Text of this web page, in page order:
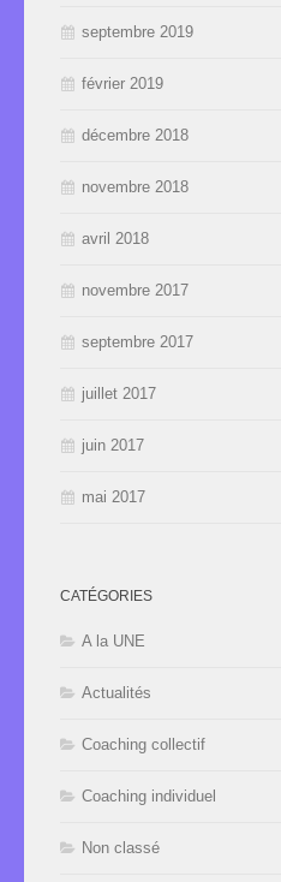
septembre 2019
février 2019
décembre 2018
novembre 2018
avril 2018
novembre 2017
septembre 2017
juillet 2017
juin 2017
mai 2017
CATÉGORIES
A la UNE
Actualités
Coaching collectif
Coaching individuel
Non classé